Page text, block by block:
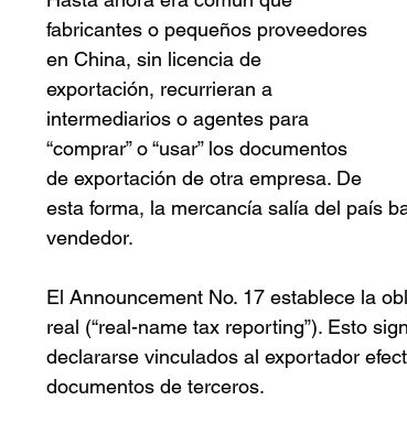
fabricantes o pequeños proveedores
en China, sin licencia de
exportación, recurrieran a
intermediarios o agentes para
“comprar” o “usar” los documentos
de exportación de otra empresa. De
esta forma, la mercancía salía del país
vendedor.
El Announcement No. 17 establece la
real (“real-name tax reporting”). Esto
declararse vinculados al exportador
documentos de terceros.